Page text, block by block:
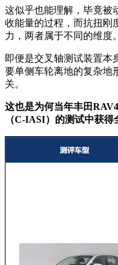
这似乎也能理解，毕竟被
收能量的过程，而抗扭刚
力，两者属于不同的维度。
即便是交叉轴测试装置本
要单侧车轮离地的复杂地
关。
这也是为何当年丰田
（C-IASI）的测试中获得